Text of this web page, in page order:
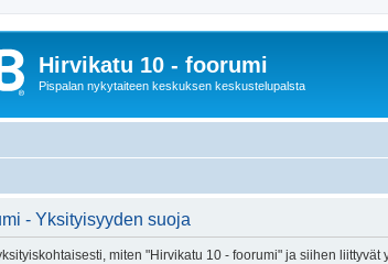
Hirvikatu 10 - foorumi
Pispalan nykytaiteen keskuksen keskustelupalsta
- Yksityisyyden suoja
miten "Hirvikatu 10 - foorumi" ja siihen